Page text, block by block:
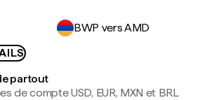
BWP vers AMD
partout
de compte USD, EUR, MXN et BRL